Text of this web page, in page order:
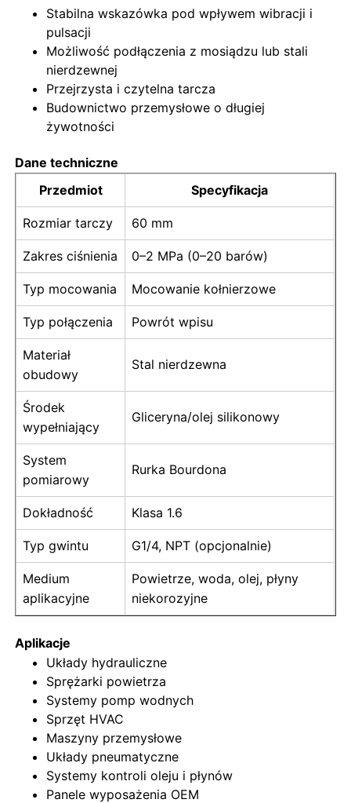
miernik ciśnienia wypełniony płynem
Elektryczny miernik ciśnienia
manometr suchościeralny
Miniciśnieniomierz
Cyfrowy manometr
Manometr użytkowy
Świecący w ciemności manometr
Typy manometrów
Stabilna wskazówka pod wpływem wibracji i
pulsacji
Możliwość podłączenia z mosiądzu lub stali
nierdzewnej
Przejrzysta i czytelna tarcza
Budownictwo przemysłowe o długiej
żywotności
Dane techniczne
Przedmiot
Specyfikacja
Rozmiar tarczy 60 mm
Zakres ciśnienia 0–2 MPa (0–20 barów)
Typ mocowania Mocowanie kołnierzowe
Typ połączenia Powrót wpisu
Materiał
obudowy
Stal nierdzewna
Środek
wypełniający
Gliceryna/olej silikonowy
System
pomiarowy
Rurka Bourdona
Dokładność Klasa 1.6
Typ gwintu G1/4, NPT (opcjonalnie)
Medium
aplikacyjne
Powietrze, woda, olej, płyny
niekorozyjne
Aplikacje
Układy hydrauliczne
Sprężarki powietrza
Systemy pomp wodnych
Sprzęt HVAC
Maszyny przemysłowe
Układy pneumatyczne
Systemy kontroli oleju i płynów
Panele wyposażenia OEM